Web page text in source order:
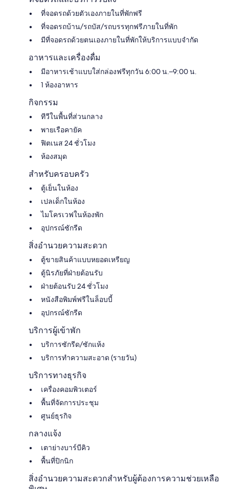
ที่จอดรถด้วยตัวเองภายในที่พักฟรี
ที่จอดรถบ้าน/รถบัส/รถบรรทุกฟรีภายในที่พัก
มีที่จอดรถด้วยตนเองภายในที่พักให้บริการแบบจำกัด
อาหารและเครื่องดื่ม
มีอาหารเช้าแบบใส่กล่องฟรีทุกวัน 6:00 น.–9:00 น.
1 ห้องอาหาร
กิจกรรม
ทีวีในพื้นที่ส่วนกลาง
พายเรือคายัค
ฟิตเนส 24 ชั่วโมง
ห้องสมุด
สำหรับครอบครัว
ตู้เย็นในห้อง
เปลเด็กในห้อง
ไมโครเวฟในห้องพัก
อุปกรณ์ซักรีด
สิ่งอำนวยความสะดวก
ตู้ขายสินค้าแบบหยอดเหรียญ
ตู้นิรภัยที่ฝ่ายต้อนรับ
ฝ่ายต้อนรับ 24 ชั่วโมง
หนังสือพิมพ์ฟรีในล็อบบี้
อุปกรณ์ซักรีด
บริการผู้เข้าพัก
บริการซักรีด/ซักแห้ง
บริการทำความสะอาด (รายวัน)
บริการทางธุรกิจ
เครื่องคอมพิวเตอร์
พื้นที่จัดการประชุม
ศูนย์ธุรกิจ
กลางแจ้ง
เตาย่างบาร์บีคิว
พื้นที่ปิกนิก
สิ่งอำนวยความสะดวกสำหรับผู้ต้องการความช่วยเหลือ